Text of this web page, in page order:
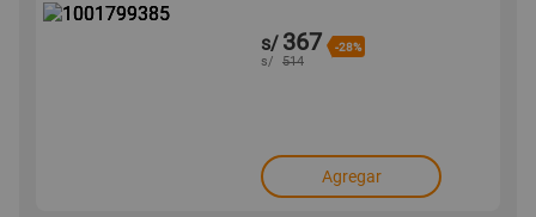
s/ 367 -28%
s/ 514
Agregar